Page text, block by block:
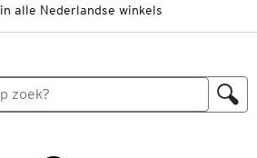
in alle Nederlandse winkels